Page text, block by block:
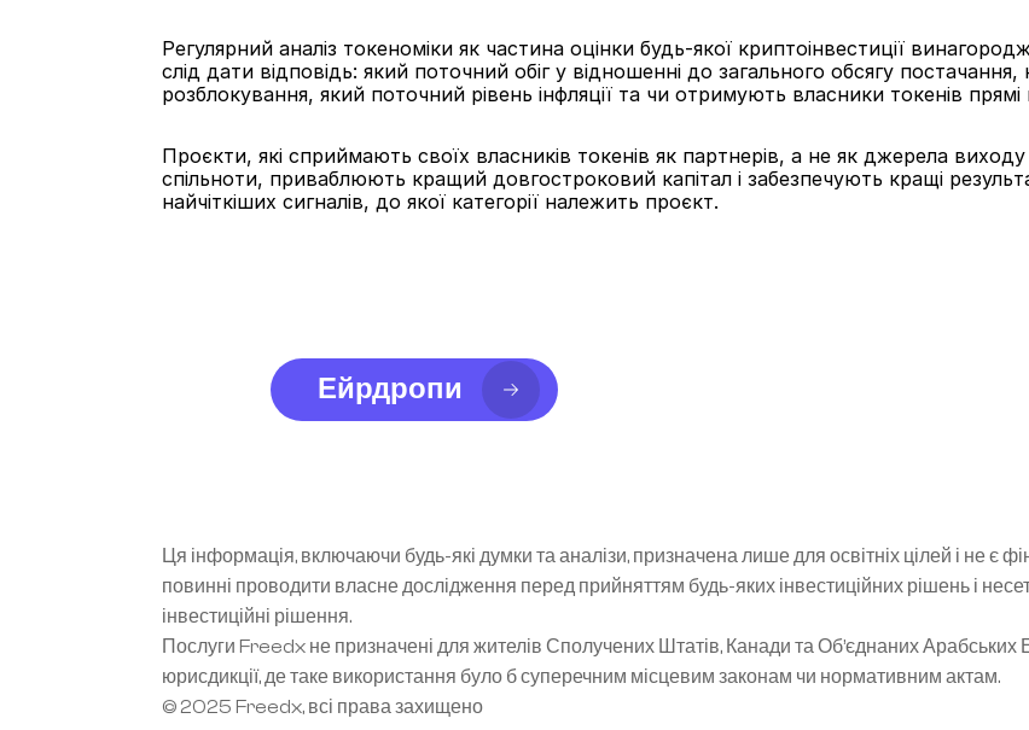
Регулярний аналіз токеноміки як частина оцінки будь-якої криптоінвестиції
слід дати відповідь: який поточний обіг у відношенні до загального обсягу
розблокування, який поточний рівень інфляції та чи отримують власники токенів прямі
Проєкти, які сприймають своїх власників токенів як партнерів, а не як джерела
спільноти, приваблюють кращий довгостроковий капітал і забезпечують кращі
найчіткіших сигналів, до якої категорії належить проєкт.
Ейрдропи
Ця інформація, включаючи будь-які думки та аналізи, призначена лише для освітніх цілей і не
повинні проводити власне дослідження перед прийняттям будь-яких інвестиційних рішень і
інвестиційні рішення.
Послуги Freedx не призначені для жителів Сполучених Штатів, Канади та Об’єднаних Арабських
юрисдикції, де таке використання було б суперечним місцевим законам чи нормативним актам.
© 2025 Freedx, всі права захищено